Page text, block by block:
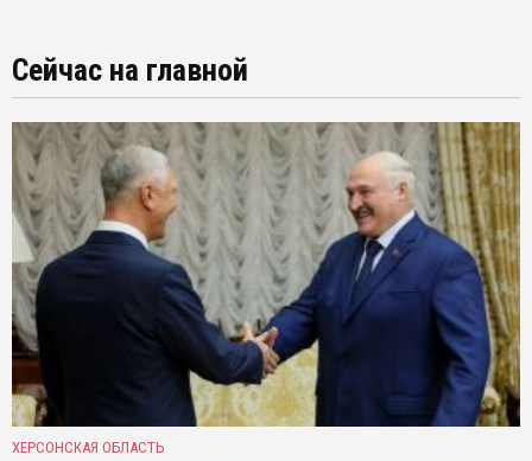
Сейчас на главной
ХЕРСОНСКАЯ ОБЛАСТЬ